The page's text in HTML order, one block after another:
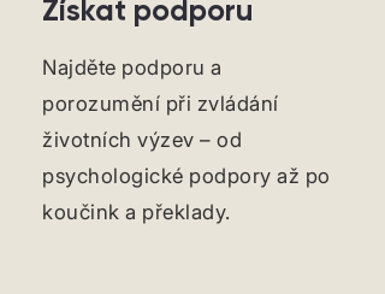
Získat podporu
Najděte podporu a
porozumění při zvládání
životních výzev – od
psychologické podpory až po
koučink a překlady.